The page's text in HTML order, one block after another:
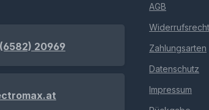
20969
AGB
Widerrufsrecht
Zahlungsarten
Datenschutz
Impressum